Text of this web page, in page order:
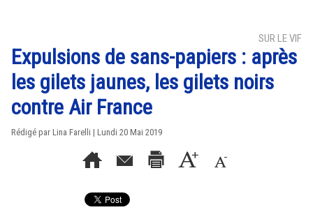
SUR LE VIF
Expulsions de sans-papiers : après
les gilets jaunes, les gilets noirs
contre Air France
Rédigé par Lina Farelli | Lundi 20 Mai 2019